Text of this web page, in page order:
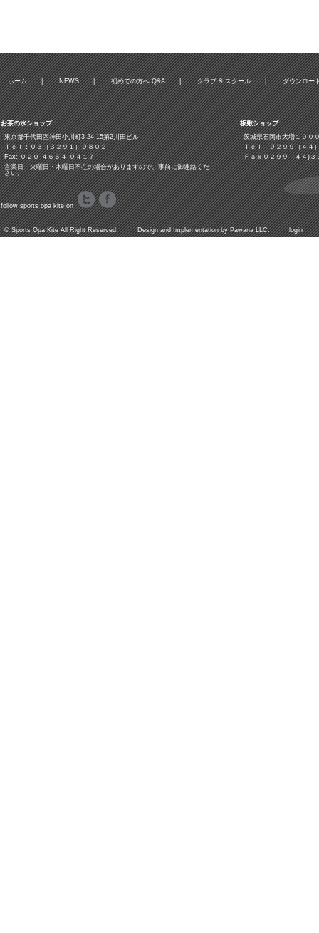
ホーム | NEWS | 初めての方へ Q&A | クラブ & スクール | ダウンロー
お茶の水ショップ
東京都千代田区神田小川町3‐24‐15第2川田ビル
Ｔｅｌ：０３（３２９１）０８０２
Fax: ０２０-４６６４-０４１７
営業日 火曜日・木曜日不在の場合がありますので、事前に御連絡くだ
さい。
follow sports opa kite on
板敷ショップ
茨城県石岡市大増１９０
Ｔｅｌ：０２９９（４４
Ｆａｘ０２９９（４４)３
©Sports Opa KiteAll Right Reserved. Design and Implementation byPawana LLC. login